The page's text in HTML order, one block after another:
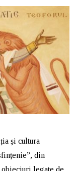
și cultura
din